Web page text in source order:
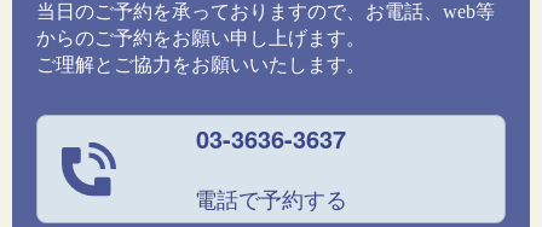
当日のご予約を承っておりますので、お電話、web等
からのご予約をお願い申し上げます。
ご理解とご協力をお願いいたします。
03-3636-3637
電話で予約する